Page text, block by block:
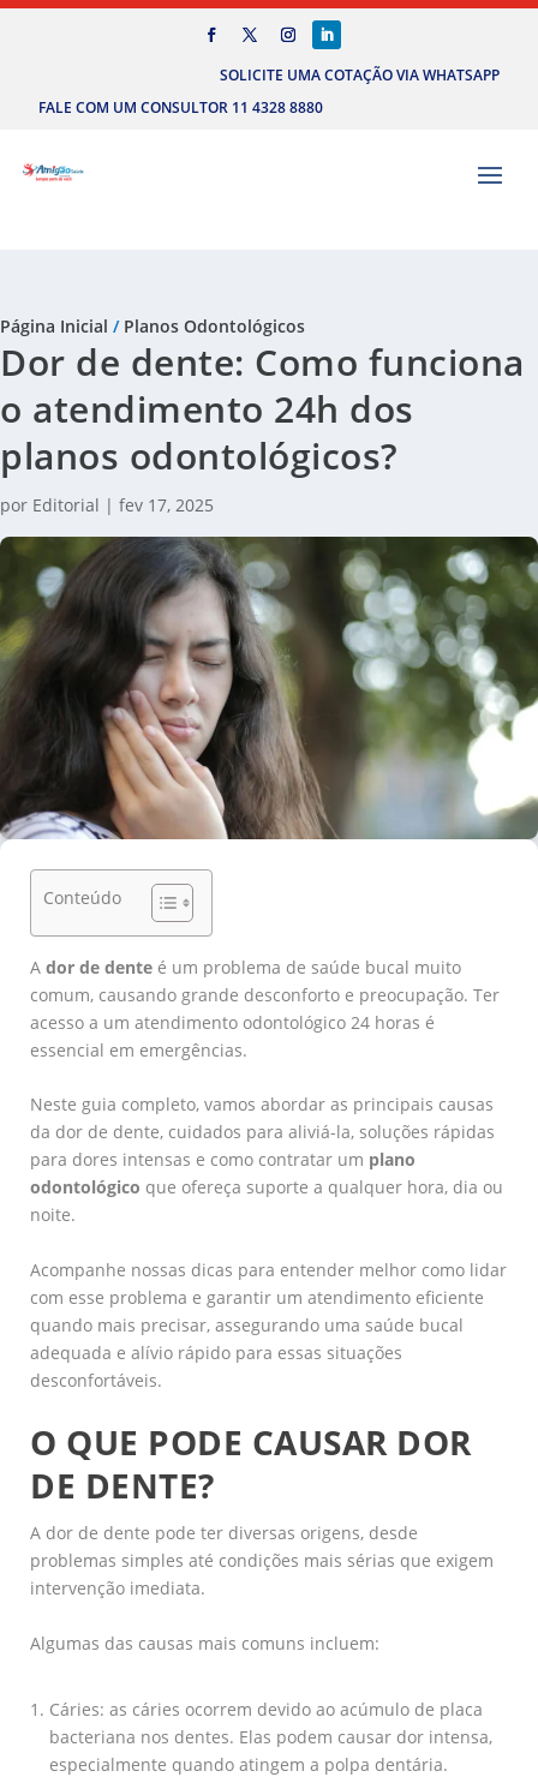
SOLICITE UMA COTAÇÃO VIA WHATSAPP
FALE COM UM CONSULTOR 11 4328 8880
Página Inicial / Planos Odontológicos
Dor de dente: Como funciona
o atendimento 24h dos
planos odontológicos?
por Editorial | fev 17, 2025
Conteúdo
A dor de dente é um problema de saúde bucal muito
comum, causando grande desconforto e preocupação. Ter
acesso a um atendimento odontológico 24 horas é
essencial em emergências.
Neste guia completo, vamos abordar as principais causas
da dor de dente, cuidados para aliviá-la, soluções rápidas
para dores intensas e como contratar um plano
odontológico que ofereça suporte a qualquer hora, dia ou
noite.
Acompanhe nossas dicas para entender melhor como lidar
com esse problema e garantir um atendimento eficiente
quando mais precisar, assegurando uma saúde bucal
adequada e alívio rápido para essas situações
desconfortáveis.
O QUE PODE CAUSAR DOR
DE DENTE?
A dor de dente pode ter diversas origens, desde
problemas simples até condições mais sérias que exigem
intervenção imediata.
Algumas das causas mais comuns incluem:
Cáries: as cáries ocorrem devido ao acúmulo de placa
bacteriana nos dentes. Elas podem causar dor intensa,
especialmente quando atingem a polpa dentária.